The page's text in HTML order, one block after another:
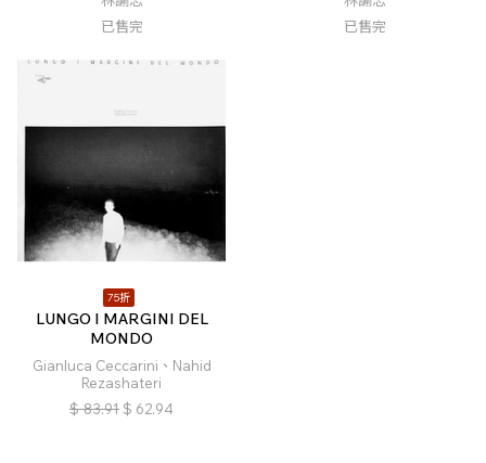
已售完
已售完
75折
LUNGO I MARGINI DEL
MONDO
Gianluca Ceccarini、Nahid
Rezashateri
$ 83.91 $ 62.94